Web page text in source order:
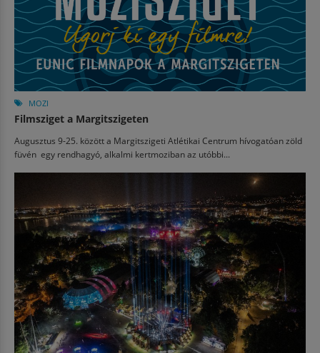
MOZI
Filmsziget a Margitszigeten
Augusztus 9-25. között a Margitszigeti Atlétikai Centrum hívogatóan zöld
füvén egy rendhagyó, alkalmi kertmoziban az utóbbi...